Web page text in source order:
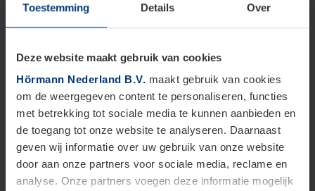
Toestemming Details Over
Deze website maakt gebruik van cookies
Hörmann Nederland B.V. maakt gebruik van cookies
om de weergegeven content te personaliseren, functies
met betrekking tot sociale media te kunnen aanbieden en
de toegang tot onze website te analyseren. Daarnaast
geven wij informatie over uw gebruik van onze website
door aan onze partners voor sociale media, reclame en
analyse. Onze partners voegen deze informatie mogelijk